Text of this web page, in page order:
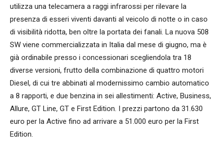
utilizza una telecamera a raggi infrarossi per rilevare la
presenza di esseri viventi davanti al veicolo di notte o in caso
di visibilità ridotta, ben oltre la portata dei fanali. La nuova 508
SW viene commercializzata in Italia dal mese di giugno, ma è
già ordinabile presso i concessionari scegliendola tra 18
diverse versioni, frutto della combinazione di quattro motori
Diesel, di cui tre abbinati al modernissimo cambio automatico
a 8 rapporti, e due benzina in sei allestimenti: Active, Business,
Allure, GT Line, GT e First Edition. I prezzi partono da 31.630
euro per la Active fino ad arrivare a 51.000 euro per la First
Edition.